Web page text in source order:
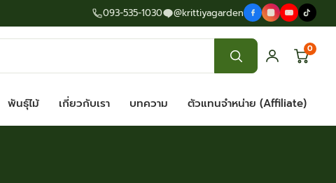
093-535-1030 @krittiyagarden
0
พันธุ์ไม้ เกี่ยวกับเรา บทความ ตัวแทนจำหน่าย (Affiliate)